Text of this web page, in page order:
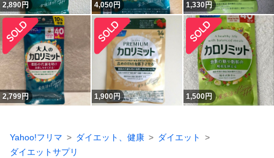
2,890円 4,050円 1,330円
2,799円 1,900円 1,500円
Yahoo!フリマ ダイエット、健康
ダイエット
ダイエットサプリ